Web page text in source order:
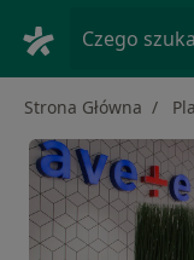
Czego
Strona Główna